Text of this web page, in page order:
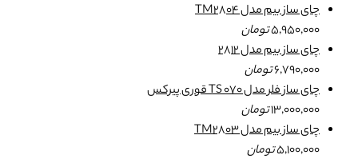
چای ساز بیم مدل TM2804
5,950,000تومان
چای ساز بیم مدل 2812
6,790,000تومان
چای ساز فلر مدل TS 070 قوری پیرکس
13,000,000تومان
چای ساز بیم مدل TM2803
5,100,000تومان